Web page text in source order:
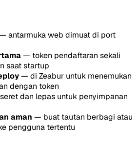
antarmuka web dimuat di port
— token pendaftaran sekali
saat startup
— di Zeabur untuk menemukan
dengan token
dan lepas untuk penyimpanan
aman — buat tautan berbagi atau
pengguna tertentu